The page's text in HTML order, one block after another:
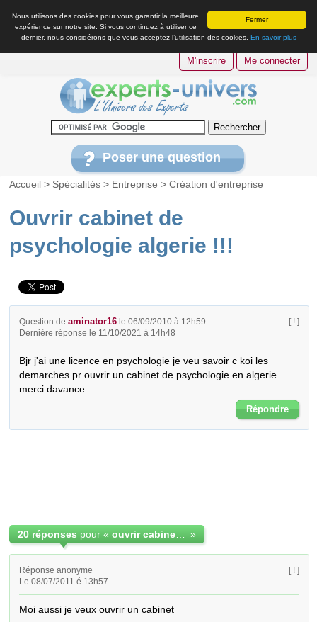
Fermer
Nous utilisons des cookies pour vous garantir la meilleure
expérience sur notre site. Si vous continuez à utiliser ce
dernier, nous considérons que vous acceptez l’utilisation des cookies. En savoir plus
M'inscrire Me connecter
Poser une question
Accueil > Spécialités > Entreprise >Création d'entreprise
Ouvrir cabinet de
psychologie algerie !!!
Question deaminator16 le 06/09/2010 à 12h59
Dernière réponse le 11/10/2021 à 14h48
[ ! ]
Bjr j'ai une licence en psychologie je veu savoir c koi les
demarches pr ouvrir un cabinet de psychologie en algerie
merci davance
Répondre
20 réponses pour « »
Réponse anonyme
Le 08/07/2011 é 13h57
[ ! ]
Moi aussi je veux ouvrir un cabinet